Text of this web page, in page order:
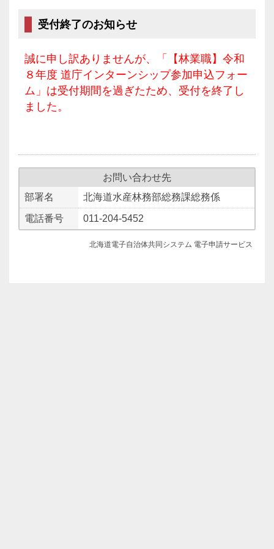
受付終了のお知らせ
誠に申し訳ありませんが、「【林業職】令和
８年度 道庁インターンシップ参加申込フォー
ム」は受付期間を過ぎたため、受付を終了し
ました。
お問い合わせ先
部署名
北海道水産林務部総務課総務係
電話番号 011-204-5452
北海道電子自治体共同システム 電子申請サービス